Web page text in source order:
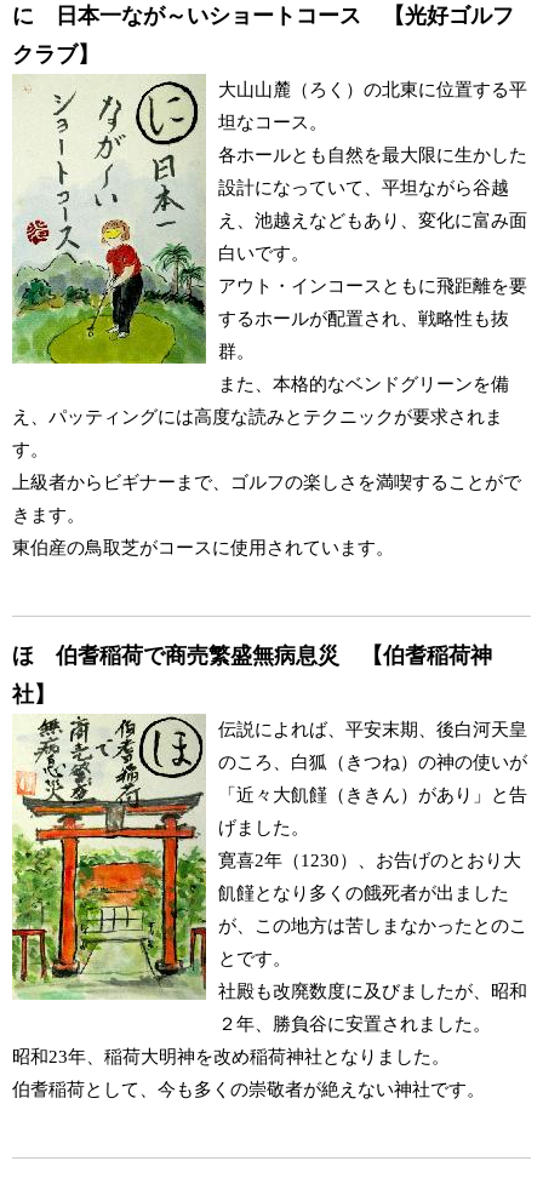
に 日本一なが～いショートコース 【光好ゴルフ
クラブ】
大山山麓（ろく）の北東に位置する平
坦なコース。
各ホールとも自然を最大限に生かした
設計になっていて、平坦ながら谷越
え、池越えなどもあり、変化に富み面
白いです。
アウト・インコースともに飛距離を要
するホールが配置され、戦略性も抜
群。
また、本格的なベンドグリーンを備
え、パッティングには高度な読みとテクニックが要求されま
す。
上級者からビギナーまで、ゴルフの楽しさを満喫することがで
きます。
東伯産の鳥取芝がコースに使用されています。
ほ 伯耆稲荷で商売繁盛無病息災 【伯耆稲荷神
社】
伝説によれば、平安末期、後白河天皇
のころ、白狐（きつね）の神の使いが
「近々大飢饉（ききん）があり」と告
げました。
寛喜2年（1230）、お告げのとおり大
飢饉となり多くの餓死者が出ました
が、この地方は苦しまなかったとのこ
とです。
社殿も改廃数度に及びましたが、昭和
２年、勝負谷に安置されました。
昭和23年、稲荷大明神を改め稲荷神社となりました。
伯耆稲荷として、今も多くの崇敬者が絶えない神社です。